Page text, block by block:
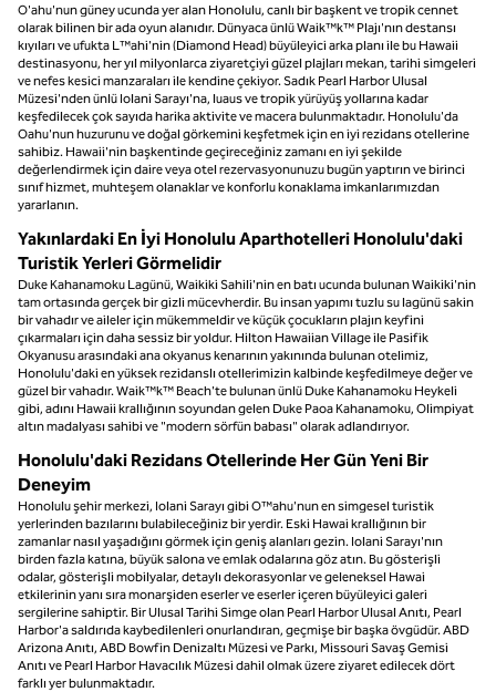
O'ahu'nun güney ucunda yer alan Honolulu, canlı bir başkent ve tropik cennet
olarak bilinen bir ada oyun alanıdır. Dünyaca ünlü Waik™k™ Plajı'nın destansı
kıyıları ve ufukta L™ahi'nin (Diamond Head) büyüleyici arka planı ile bu Hawaii
destinasyonu, her yıl milyonlarca ziyaretçiyi güzel plajları mekan, tarihi simgeleri
ve nefes kesici manzaraları ile kendine çekiyor. Sadık Pearl Harbor Ulusal
Müzesi'nden ünlü Iolani Sarayı'na, luaus ve tropik yürüyüş yollarına kadar
keşfedilecek çok sayıda harika aktivite ve macera bulunmaktadır. Honolulu'da
Oahu'nun huzurunu ve doğal görkemini keşfetmek için en iyi rezidans otellerine
sahibiz. Hawaii'nin başkentinde geçireceğiniz zamanı en iyi şekilde
değerlendirmek için daire veya otel rezervasyonunuzu bugün yaptırın ve birinci
sınıf hizmet, muhteşem olanaklar ve konforlu konaklama imkanlarımızdan
yararlanın.
Yakınlardaki En İyi Honolulu Aparthotelleri Honolulu'daki
Turistik Yerleri Görmelidir
Duke Kahanamoku Lagünü, Waikiki Sahili'nin en batı ucunda bulunan Waikiki'nin
tam ortasında gerçek bir gizli mücevherdir. Bu insan yapımı tuzlu su lagünü sakin
bir vahadır ve aileler için mükemmeldir ve küçük çocukların plajın keyfini
çıkarmaları için daha sessiz bir yoldur. Hilton Hawaiian Village ile Pasifik
Okyanusu arasındaki ana okyanus kenarının yakınında bulunan otelimiz,
Honolulu'daki en yüksek rezidanslı otellerimizin kalbinde keşfedilmeye değer ve
güzel bir vahadır. Waik™k™ Beach'te bulunan ünlü Duke Kahanamoku Heykeli
gibi, adını Hawaii krallığının soyundan gelen Duke Paoa Kahanamoku, Olimpiyat
altın madalyası sahibi ve "modern sörfün babası" olarak adlandırıyor.
Honolulu'daki Rezidans Otellerinde Her Gün Yeni Bir
Deneyim
Honolulu şehir merkezi, Iolani Sarayı gibi O™ahu'nun en simgesel turistik
yerlerinden bazılarını bulabileceğiniz bir yerdir. Eski Hawai krallığının bir
zamanlar nasıl yaşadığını görmek için geniş alanları gezin. Iolani Sarayı'nın
birden fazla katına, büyük salona ve emlak odalarına göz atın. Bu gösterişli
odalar, gösterişli mobilyalar, detaylı dekorasyonlar ve geleneksel Hawai
etkilerinin yanı sıra monarşiden eserler ve eserler içeren büyüleyici galeri
sergilerine sahiptir. Bir Ulusal Tarihi Simge olan Pearl Harbor Ulusal Anıtı, Pearl
Harbor'a saldırıda kaybedilenleri onurlandıran, geçmişe bir başka övgüdür. ABD
Arizona Anıtı, ABD Bowfin Denizaltı Müzesi ve Parkı, Missouri Savaş Gemisi
Anıtı ve Pearl Harbor Havacılık Müzesi dahil olmak üzere ziyaret edilecek dört
farklı yer bulunmaktadır.